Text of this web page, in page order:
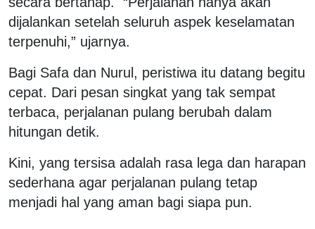
dijalankan setelah seluruh aspek keselamatan
terpenuhi,” ujarnya.
Bagi Safa dan Nurul, peristiwa itu datang begitu
cepat. Dari pesan singkat yang tak sempat
terbaca, perjalanan pulang berubah dalam
hitungan detik.
Kini, yang tersisa adalah rasa lega dan harapan
sederhana agar perjalanan pulang tetap
menjadi hal yang aman bagi siapa pun.